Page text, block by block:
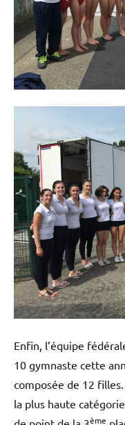
Enfin, l’équipe
10 gymnaste cette
composée de 12 filles.
la plus haute
ème